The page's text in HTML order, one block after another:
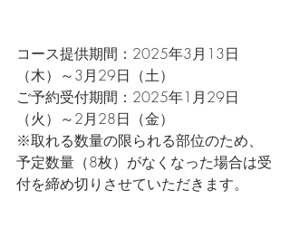
コース提供期間：2025年3月13日
（木）～3月29日（土）
ご予約受付期間：2025年1月29日
（火）～2月28日（金）
※取れる数量の限られる部位のため、
予定数量（8枚）がなくなった場合は受
付を締め切りさせていただきます。